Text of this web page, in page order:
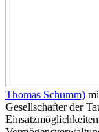
Thomas Schumm)
Gesellschafter der